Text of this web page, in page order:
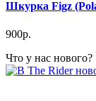
Шкурка Figz
900р.
Что у нас нового?